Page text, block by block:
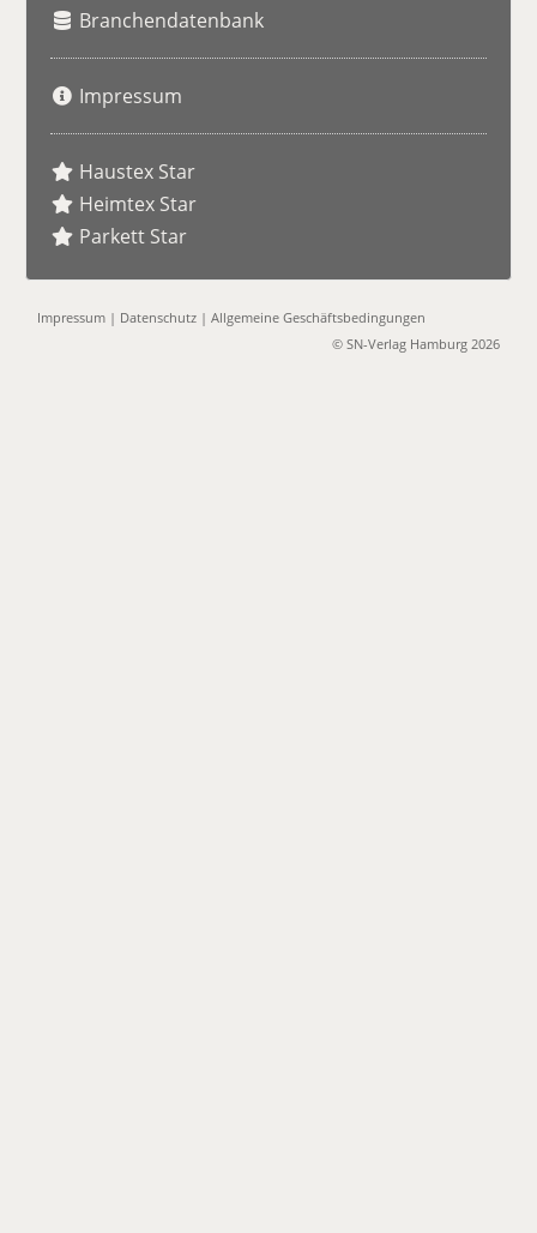
Branchendatenbank
Impressum
Haustex Star
Heimtex Star
Parkett Star
Impressum | Datenschutz |Allgemeine Geschäftsbedingungen
© SN-Verlag Hamburg 2026